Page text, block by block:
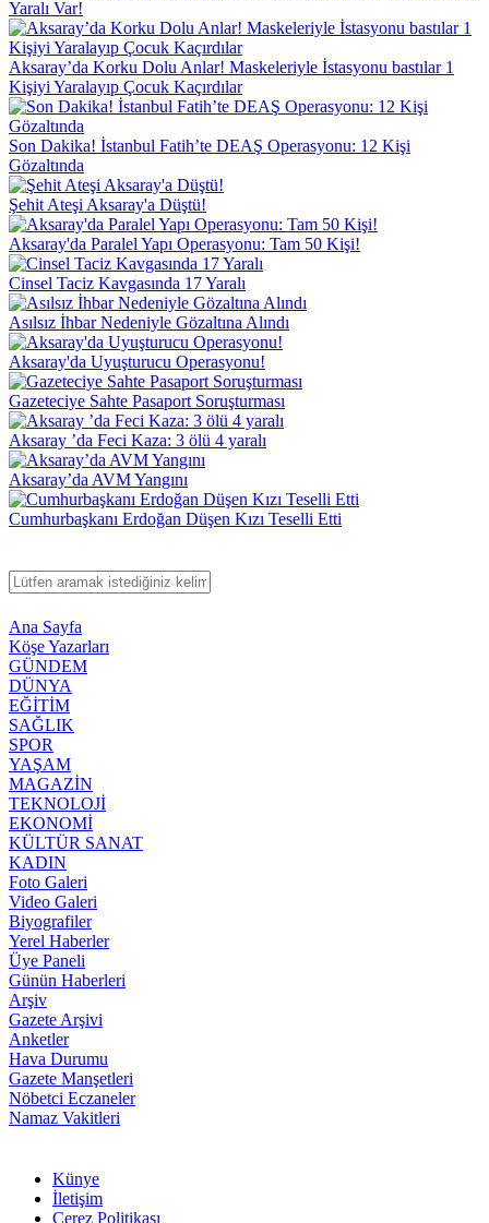
Yaralı Var!
Aksaray’da Korku Dolu Anlar! Maskeleriyle İstasyonu bastılar 1
Kişiyi Yaralayıp Çocuk Kaçırdılar
Son Dakika! İstanbul Fatih’te DEAŞ Operasyonu: 12 Kişi
Gözaltında
Şehit Ateşi Aksaray'a Düştü!
Aksaray'da Paralel Yapı Operasyonu: Tam 50 Kişi!
Cinsel Taciz Kavgasında 17 Yaralı
Asılsız İhbar Nedeniyle Gözaltına Alındı
Aksaray'da Uyuşturucu Operasyonu!
Gazeteciye Sahte Pasaport Soruşturması
Aksaray ’da Feci Kaza: 3 ölü 4 yaralı
Aksaray’da AVM Yangını
Cumhurbaşkanı Erdoğan Düşen Kızı Teselli Etti
Ana Sayfa
Köşe Yazarları
GÜNDEM
DÜNYA
EĞİTİM
SAĞLIK
SPOR
YAŞAM
MAGAZİN
TEKNOLOJİ
EKONOMİ
KÜLTÜR SANAT
KADIN
Foto Galeri
Video Galeri
Biyografiler
Yerel Haberler
Üye Paneli
Günün Haberleri
Arşiv
Gazete Arşivi
Anketler
Hava Durumu
Gazete Manşetleri
Nöbetci Eczaneler
Namaz Vakitleri
Künye
İletişim
Çerez Politikası